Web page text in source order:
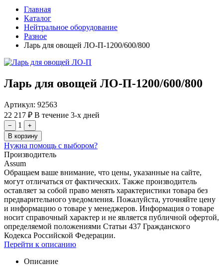
Главная
Каталог
Нейтральное оборудование
Разное
Ларь для овощей ЛО-П-1200/600/800
Ларь для овощей ЛО-П-1200/600/800
Артикул: 92563
22 217 ₽ В течение 3-х дней
− 1
+
В корзину
Нужна помощь с выбором?
Производитель
Assum
Обращаем ваше внимание, что цены, указанные на сайте,
могут отличаться от фактических. Также производитель
оставляет за собой право менять характеристики товара без
предварительного уведомления. Пожалуйста, уточняйте цену
и информацию о товаре у менеджеров. Информация о товаре
носит справочный характер и не является публичной офертой,
определяемой положениями Статьи 437 Гражданского
Кодекса Российской Федерации.
Перейти к описанию
Описание